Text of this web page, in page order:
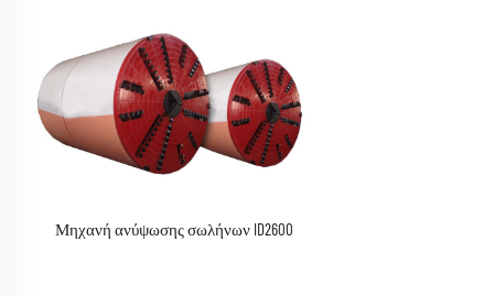
Μηχανή ανύψωσης σωλήνων ID2600